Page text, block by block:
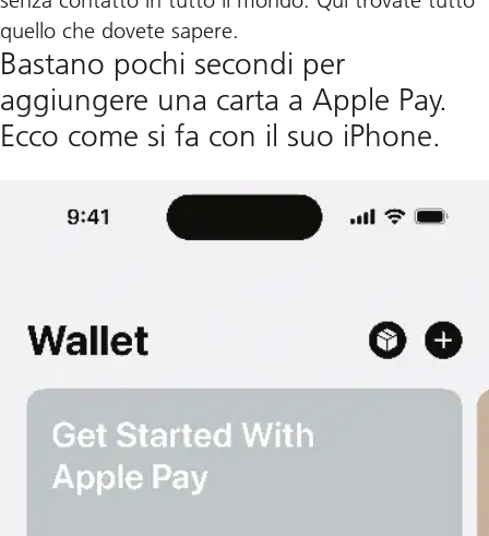
quello che dovete sapere.
Bastano pochi secondi per
aggiungere una carta a Apple Pay.
Ecco come si fa con il suo iPhone.